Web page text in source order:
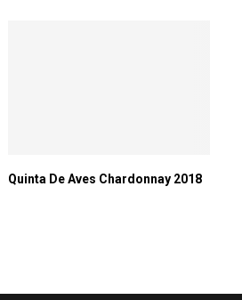
Quinta De Aves Chardonnay 2018